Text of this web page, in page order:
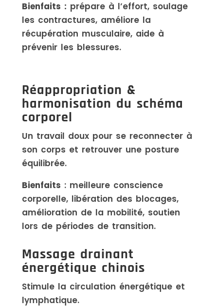
Bienfaits : prépare à l’effort, soulage
les contractures, améliore la
récupération musculaire, aide à
prévenir les blessures.
Réappropriation &
harmonisation du schéma
corporel
Un travail doux pour se reconnecter à
son corps et retrouver une posture
équilibrée.
Bienfaits : meilleure conscience
corporelle, libération des blocages,
amélioration de la mobilité, soutien
lors de périodes de transition.
Massage drainant
énergétique chinois
Stimule la circulation énergétique et
lymphatique.